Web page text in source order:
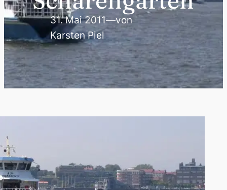
31. Mai 2011—von
Karsten Piel